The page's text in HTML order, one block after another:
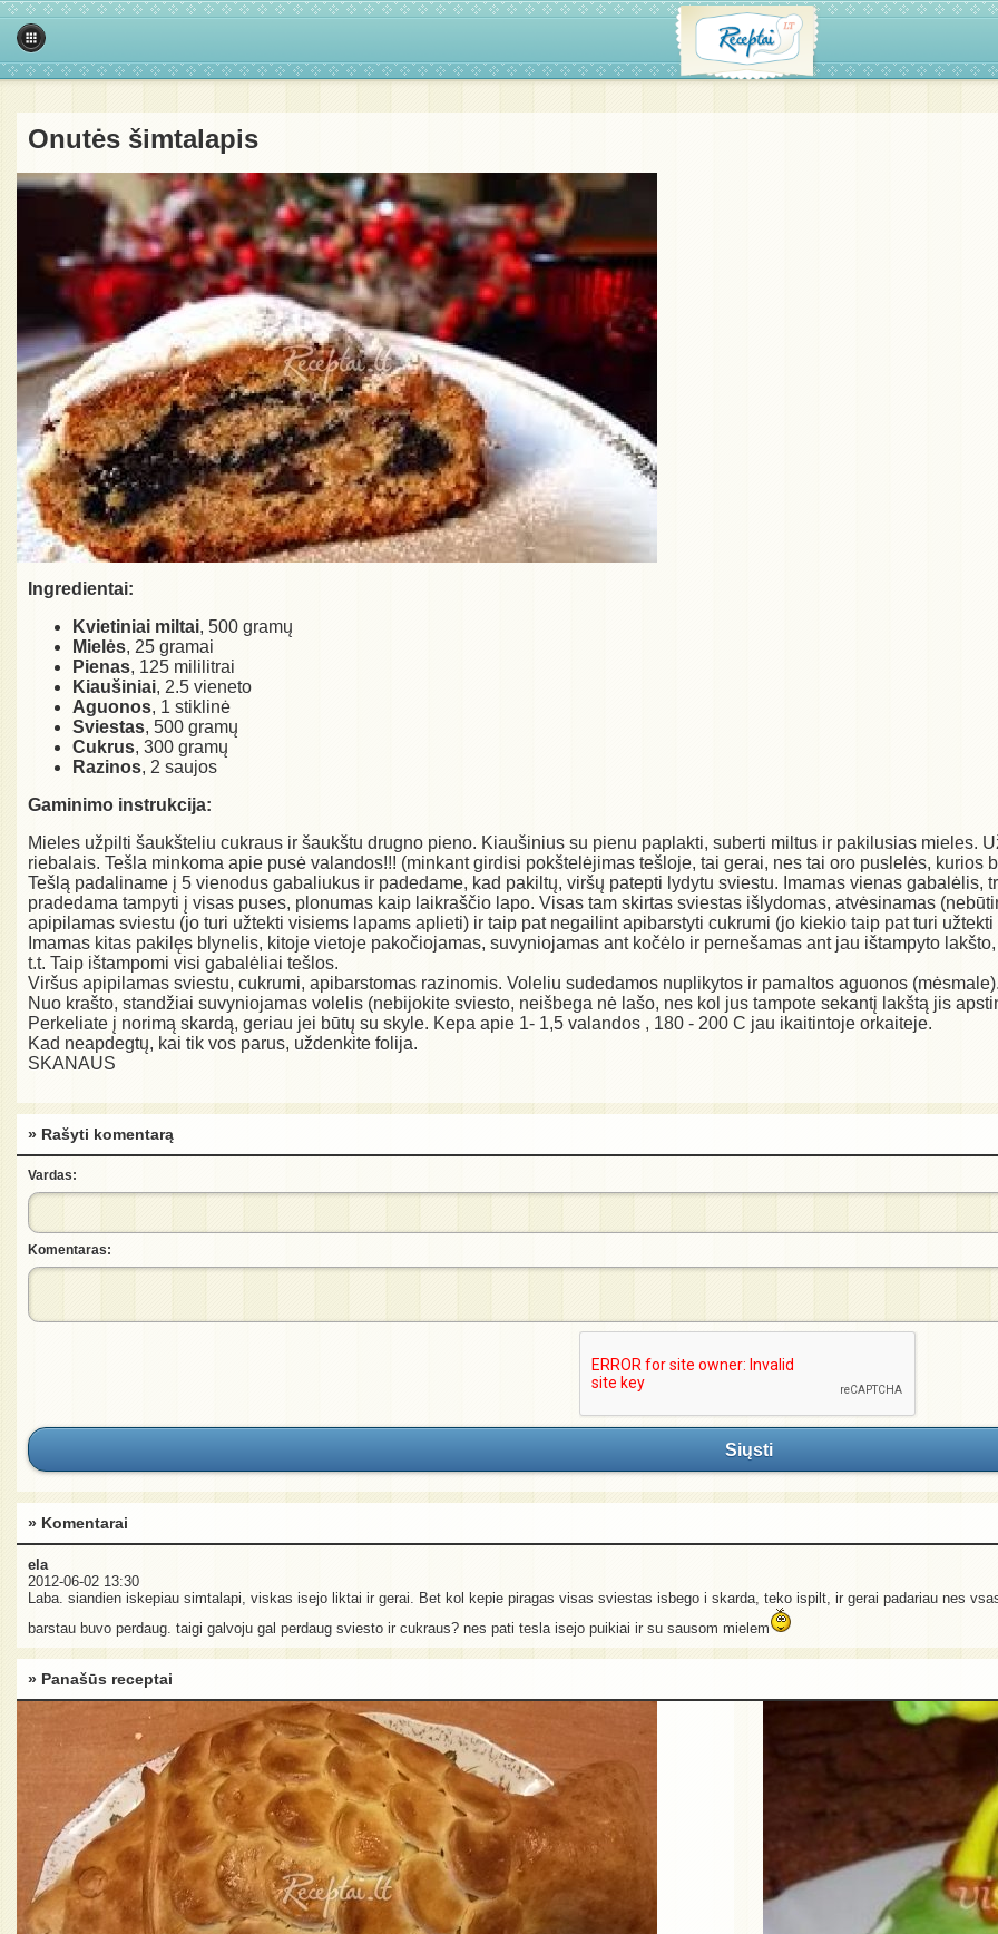
Onutės šimtalapis
Ingredientai:
Kvietiniai miltai, 500 gramų
Mielės, 25 gramai
Pienas, 125 mililitrai
Kiaušiniai, 2.5 vieneto
Aguonos, 1 stiklinė
Sviestas, 500 gramų
Cukrus, 300 gramų
Razinos, 2 saujos
Gaminimo instrukcija:
Mieles užpilti šaukšteliu cukraus ir šaukštu drugno pieno. Kiaušinius su pienu paplakti, suberti miltus ir pakilusias mieles.
riebalais. Tešla minkoma apie pusė valandos!!! (minkant girdisi pokštelėjimas tešloje, tai gerai, nes tai oro puslelės, kurios
Tešlą padaliname į 5 vienodus gabaliukus ir padedame, kad pakiltų, viršų patepti lydytu sviestu. Imamas vienas gabalėlis,
pradedama tampyti į visas puses, plonumas kaip laikraščio lapo. Visas tam skirtas sviestas išlydomas, atvėsinamas
apipilamas sviestu (jo turi užtekti visiems lapams aplieti) ir taip pat negailint apibarstyti cukrumi (jo kiekio taip pat turi
Imamas kitas pakilęs blynelis, kitoje vietoje pakočiojamas, suvyniojamas ant kočėlo ir pernešamas ant jau ištampyto
t.t. Taip ištampomi visi gabalėliai tešlos.
Viršus apipilamas sviestu, cukrumi, apibarstomas razinomis. Voleliu sudedamos nuplikytos ir pamaltos aguonos
Nuo krašto, standžiai suvyniojamas volelis (nebijokite sviesto, neišbega nė lašo, nes kol jus tampote sekantį lakštą jis
Perkeliate į norimą skardą, geriau jei būtų su skyle. Kepa apie 1- 1,5 valandos , 180 - 200 C jau ikaitintoje orkaiteje.
Kad neapdegtų, kai tik vos parus, uždenkite folija.
SKANAUS
» Rašyti komentarą
Vardas:
Komentaras:
Siųsti
» Komentarai
ela
2012-06-02 13:30
Laba. siandien iskepiau simtalapi, viskas isejo liktai ir gerai. Bet kol kepie piragas visas sviestas isbego i skarda, teko ispilt, ir gerai padariau nes
barstau buvo perdaug. taigi galvoju gal perdaug sviesto ir cukraus? nes pati tesla isejo puikiai ir su sausom mielem
» Panašūs receptai